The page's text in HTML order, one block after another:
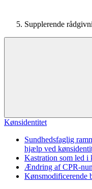
Supplerende
Kønsidentitet
Sundhedsfaglig
hjælp ved
Kastration som led i
Ændring af CPR-
Kønsmodificerende